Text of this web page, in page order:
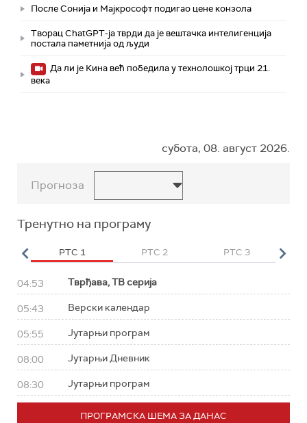
После Сонија и Мајкрософт подигао цене конзола
Творац ChatGPT-ја тврди да је вештачка интелигенција
постала паметнија од људи
Да ли је Кина већ победила у технолошкој трци 21.
века
субота, 08. август 2026.
Прогноза
Тренутно на програму
РТС 1 РТС 2 РТС 3
04:53 Тврђава, ТВ серија
05:43 Верски календар
05:55 Јутарњи програм
08:00 Јутарњи Дневник
08:30 Јутарњи програм
ПРОГРАМСКА ШЕМА ЗА ДАНАС